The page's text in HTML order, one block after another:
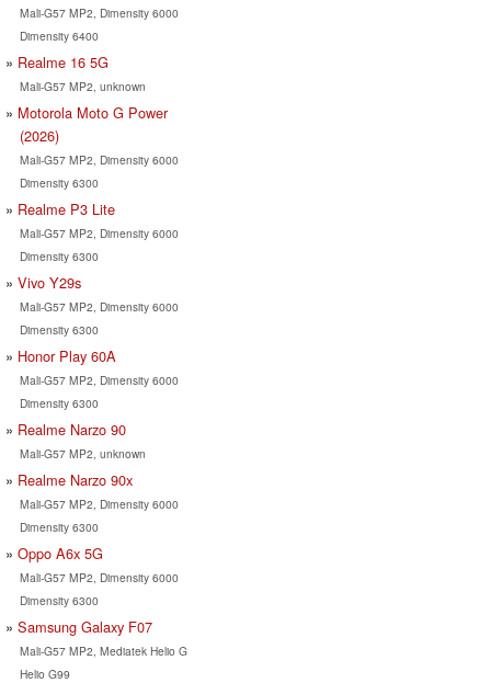
Mali-G57 MP2, Dimensity 6000
Dimensity 6400
Realme 16 5G
Mali-G57 MP2, unknown
Motorola Moto G Power
(2026)
Mali-G57 MP2, Dimensity 6000
Dimensity 6300
Realme P3 Lite
Mali-G57 MP2, Dimensity 6000
Dimensity 6300
Vivo Y29s
Mali-G57 MP2, Dimensity 6000
Dimensity 6300
Honor Play 60A
Mali-G57 MP2, Dimensity 6000
Dimensity 6300
Realme Narzo 90
Mali-G57 MP2, unknown
Realme Narzo 90x
Mali-G57 MP2, Dimensity 6000
Dimensity 6300
Oppo A6x 5G
Mali-G57 MP2, Dimensity 6000
Dimensity 6300
Samsung Galaxy F07
Mali-G57 MP2, Mediatek Helio G
Helio G99